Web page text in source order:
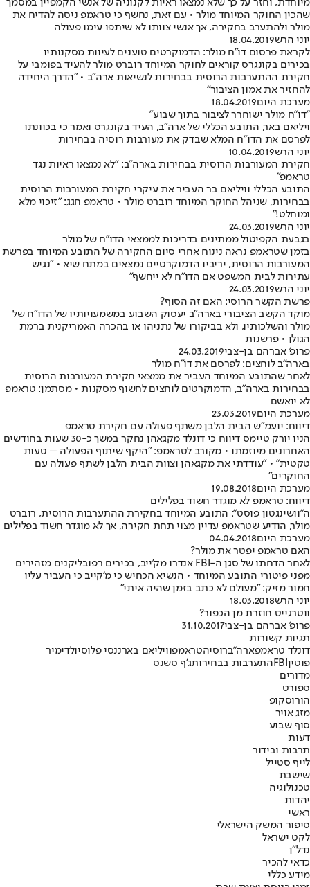
מיוחדת, וחזר על כך שלא נמצאו ראיות לקנוניה של אנשי הקמפיין במסמך
שהכין החוקר המיוחד מולר • עם זאת, נחשף כי טראמפ ניסה להדיח את
מולר ולהתערב בחקירה, אך אנשי צוותו לא שיתפו עימו פעולה
יוני הרש18.04.2019
לקראת פרסום דו"ח מולר: הדמוקרטים טוענים לעיוות מסקנותיו
בכירים בקונגרס קוראים לחוקר המיוחד רוברט מולר להעיד בפומבי על
חקירת ההתערבות הרוסית בבחירות לנשיאות ארה"ב • "הדרך היחידה
להחזיר את אמון הציבור"
מערכת היום18.04.2019
"דו"ח מולר ישוחרר לציבור בתוך שבוע"
ויליאם באר, התובע הכללי של ארה"ב, העיד בקונגרס ואמר כי בכוונתו
לפרסם את הדו"ח המלא שבדק את מעורבות רוסיה בבחירות
יוני הרש10.04.2019
חקירת המעורבות הרוסית בבחירות בארה"ב: "לא נמצאו ראיות נגד
טראמפ"
התובע הכללי וויליאם בר העביר את עיקרי חקירת המעורבות הרוסית
בבחירות, שניהל החוקר המיוחד רוברט מולר • טראמפ חגג: "זיכוי מלא
ומוחלט!"
יוני הרש24.03.2019
בגבעת הקפיטול ממתינים בדריכות לממצאי הדו"ח של מולר
בזמן שטראמפ נראה נינוח אחרי סיום החקירה של התובע המיוחד בפרשת
המעורבות הרוסית, יריביו הדמוקרטיים נמצאים במתח שיא • "נגיש
עתירות לבית המשפט אם הדו"ח לא ייחשף"
יוני הרש24.03.2019
פרשת הקשר הרוסי: האם זה הסוף?
מוקד הקשב הציבורי בארה"ב יעסוק השבוע במשמעויותיו של הדו"ח של
מולר והשלכותיו, ולא בביקורו של נתניהו או בהכרה האמריקנית ברמת
הגולן • פרשנות
פרופ' אברהם בן-צבי24.03.2019
בארה"ב לוחצים: לפרסם את דו"ח מולר
לאחר שהתובע המיוחד העביר את ממצאי חקירת המעורבות הרוסית
בבחירות בארה"ב, הדמוקרטים לוחצים לחשוף מסקנות • מסתמן: טראמפ
לא יואשם
מערכת היום23.03.2019
דיווח: יועמ"ש הבית הלבן משתף פעולה עם חקירת טראמפ
הניו יורק טיימס דיווח כי דונלד מקגאהן נחקר במשך כ-30 שעות בחודשים
האחרונים מיוזמתו • מקורב לטראמפ: "היקף שיתוף הפעולה – טעות
טקטית" • "עודדתי את מקגאהן וצוות הבית הלבן לשתף פעולה עם
החוקרים"
מערכת היום19.08.2018
דיווח: טראמפ לא מוגדר חשוד בפלילים
ה"וושינגטון פוסט": התובע המיוחד בחקירת ההתערבות הרוסית, רוברט
מולר, הודיע שטראמפ עדיין מצוי תחת חקירה, אך לא מוגדר חשוד בפלילים
מערכת היום04.04.2018
האם טראמפ יפטר את מולר?
לאחר הדחתו של סגן ה-FBI אנדרו מק'ייב, בכירים רפובליקנים מזהירים
מפני פיטורי התובע המיוחד • הנשיא הכחיש כי מ'קייב כי העביר עליו
חמור מזיק: "מעולם לא כתב בזמן שהיה איתי"
יוני הרש18.03.2018
ווטרגייט חוזרת מן הכפור?
פרופ' אברהם בן-צבי31.10.2017
תגיות קשורות
דונלד טראמפארה"ברוסיהטראמפוויליאם בארננסי פלוסיולדימיר
פוטין FBI התערבות בבחירותג'ף סשנס
מדורים
ספורט
הורוסקופ
מזג אויר
סוף שבוע
דעות
תרבות ובידור
לייף סטייל
שישבת
טכנולוגיה
יהדות
ראשי
סיפור המשק הישראלי
לקט ישראל
נדל"ן
כדאי להכיר
מידע כללי